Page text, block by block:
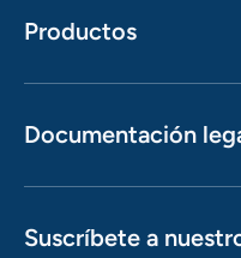
Productos
Documentación
Suscríbete a